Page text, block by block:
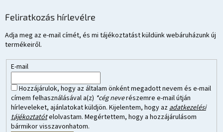
Feliratkozás hírlevélre
Adja meg az e-mail címét, és mi tájékoztatást küldünk webáruházunk új
termékeiről.
E-mail
Hozzájárulok, hogy az általam önként megadott nevem és e-mail
címem felhasználásával a(z) *cég neverészemre e-mail útján
hírleveleket, ajánlatokat küldjön. Kijelentem, hogy az adatkezelési
tájékoztatótelolvastam. Megértettem, hogy a hozzájárulásom
bármikor visszavonhatom.